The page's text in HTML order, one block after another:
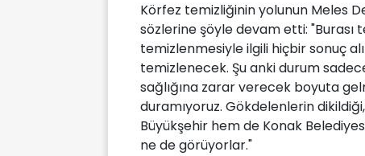
Körfez temizliğinin yolunun Meles
sözlerine şöyle devam etti:
temizlenmesiyle ilgili hiçbir sonuç
temizlenecek. Şu anki durum
sağlığına zarar verecek boyuta
duramıyoruz. Gökdelenlerin
Büyükşehir hem de Konak
ne de görüyorlar."